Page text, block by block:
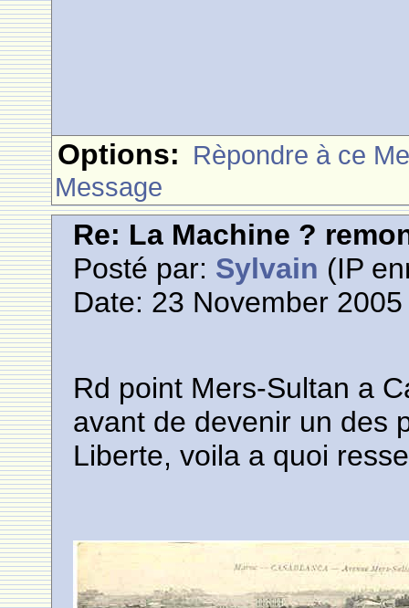
Options: Rèpondre à ce
Message
Re: La Machine ?
Posté par: Sylvain (IP
Date: 23 November
Rd point Mers-Sultan a
avant de devenir un des
Liberte, voila a quoi